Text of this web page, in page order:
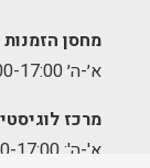
מחסן
א׳-ה׳ 09:00-17:00
מרכז
א'-ה': 8:00-17:00